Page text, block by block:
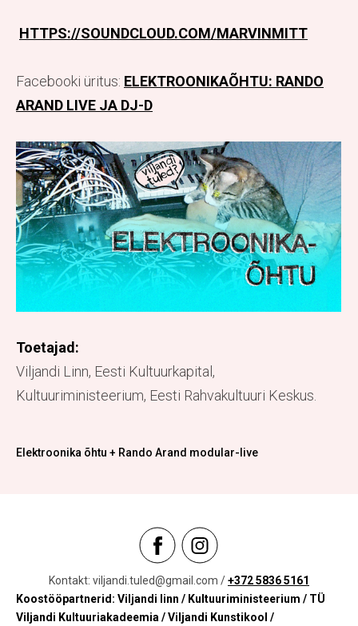
HTTPS://SOUNDCLOUD.COM/MARVINMITT
Facebooki üritus: ELEKTROONIKAÕHTU: RANDO
ARAND LIVE JA DJ-D
Toetajad:
Viljandi Linn, Eesti Kultuurkapital,
Kultuuriministeerium, Eesti Rahvakultuuri Keskus.
Elektroonika õhtu + Rando Arand modular-live
Kontakt: viljandi.tuled@gmail.com /+372 5836 5161
Koostööpartnerid: Viljandi linn / Kultuuriministeerium / TÜ
Viljandi Kultuuriakadeemia / Viljandi Kunstikool /